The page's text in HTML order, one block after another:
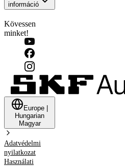
információ
Kövessen
minket!
Europe
Hungarian
Magyar
Adatvédelmi
nyilatkozat
Használati